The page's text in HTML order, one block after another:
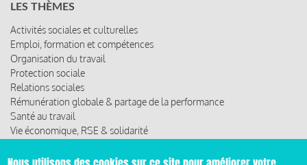
LES THÈMES
Activités sociales et culturelles
Emploi, formation et compétences
Organisation du travail
Protection sociale
Relations sociales
Rémunération globale & partage de la performance
Santé au travail
Vie économique, RSE & solidarité
ACCÈS RAPIDE